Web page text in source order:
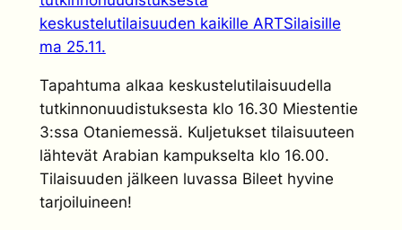
keskustelutilaisuuden kaikille ARTSilaisille
ma 25.11.
Tapahtuma alkaa keskustelutilaisuudella
tutkinnonuudistuksesta klo 16.30 Miestentie
3:ssa Otaniemessä. Kuljetukset tilaisuuteen
lähtevät Arabian kampukselta klo 16.00.
Tilaisuuden jälkeen luvassa Bileet hyvine
tarjoiluineen!